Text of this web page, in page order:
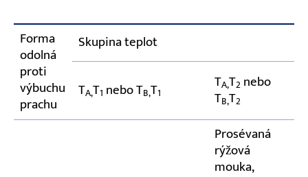
Forma
odolná
proti
výbuchu
prachu
Skupina teplot
TA,T1 nebo TB,T1
TA,T2 nebo
TB,T2
Prosévaná
rýžová
mouka,